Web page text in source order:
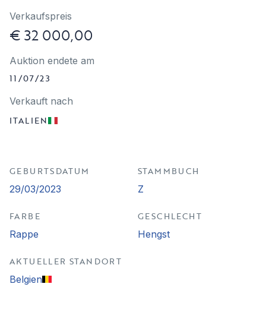
Verkaufspreis
€ 32 000,00
Auktion endete am
11/07/23
Verkauft nach
ITALIEN
GEBURTSDATUM
29/03/2023
STAMMBUCH
Z
FARBE
Rappe
GESCHLECHT
Hengst
AKTUELLER STANDORT
Belgien